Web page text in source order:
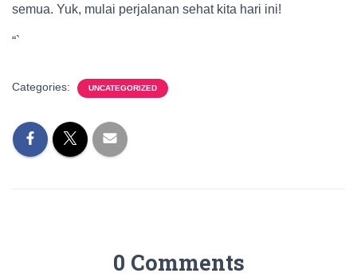
semua. Yuk, mulai perjalanan sehat kita hari ini!
“`
Categories: UNCATEGORIZED
0 Comments